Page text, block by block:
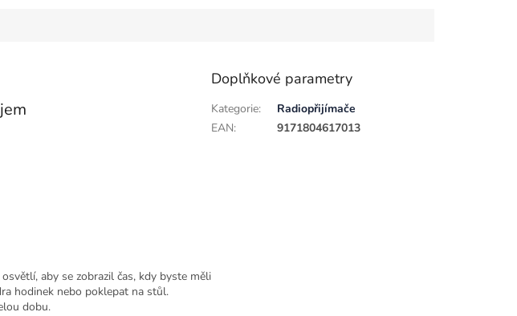
aby se zobrazil čas, kdy byste měli
hodinek nebo poklepat na stůl.
dobu.
Doplňkové parametry
Kategorie:
Radiopřijímače
EAN: 9171804617013